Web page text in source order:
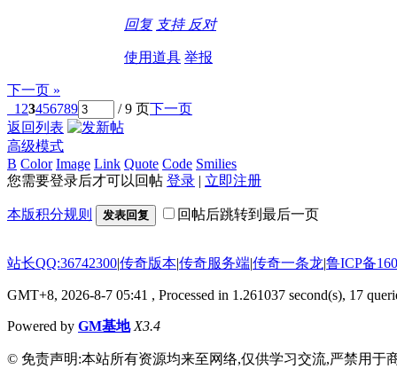
回复 支持 反对
使用道具 举报
下一页 »
1 23456789 / 9 页下一页
返回列表
高级模式
B Color Image Link Quote Code Smilies
您需要登录后才可以回帖 登录 | 立即注册
本版积分规则 发表回复 回帖后跳转到最后一页
站长QQ:36742300|传奇版本|传奇服务端|传奇一条龙|鲁ICP备
GMT+8, 2026-8-7 05:41 , Processed in 1.261037 second(s), 17
Powered by GM基地 X3.4
© 免责声明:本站所有资源均来至网络,仅供学习交流,严禁用于